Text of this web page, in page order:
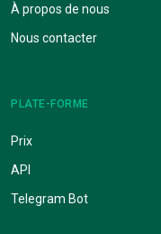
À propos de nous
Nous contacter
PLATE-FORME
Prix
API
Telegram Bot